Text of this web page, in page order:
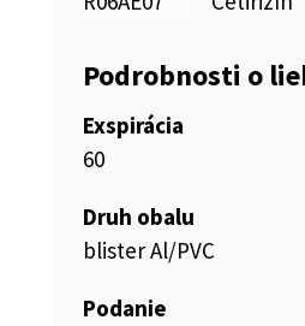
Podrobnosti o
Exspirácia
60
Druh obalu
blister Al/PVC
Podanie